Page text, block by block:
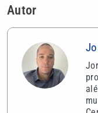
Autor